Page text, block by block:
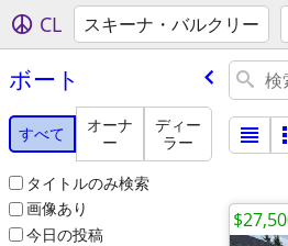
CL スキーナ・バルクリー
ボート
すべて
オーナ
ー
ディー
ラー
タイトルのみ検索
画像あり
今日の投稿